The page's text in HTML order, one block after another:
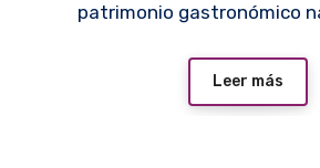
patrimonio gastronómico
Leer más